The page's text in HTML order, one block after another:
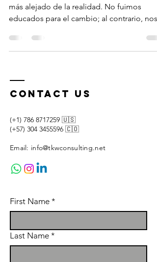
más alejado de la realidad. No fuimos
educados para el cambio; al contrario, nos
contact us
(+1) 786 8717259 🇺🇸
(+57) 304 3455596 🇨🇴
Email: info@tkwconsulting.net
First Name *
Last Name *